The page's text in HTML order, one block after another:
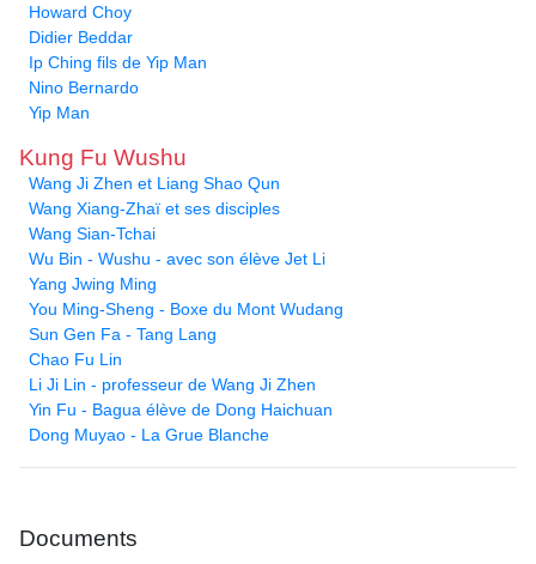
Howard Choy
Didier Beddar
Ip Ching fils de Yip Man
Nino Bernardo
Yip Man
Kung Fu Wushu
Wang Ji Zhen et Liang Shao Qun
Wang Xiang-Zhaï et ses disciples
Wang Sian-Tchai
Wu Bin - Wushu - avec son élève Jet Li
Yang Jwing Ming
You Ming-Sheng - Boxe du Mont Wudang
Sun Gen Fa - Tang Lang
Chao Fu Lin
Li Ji Lin - professeur de Wang Ji Zhen
Yin Fu - Bagua élève de Dong Haichuan
Dong Muyao - La Grue Blanche
Documents